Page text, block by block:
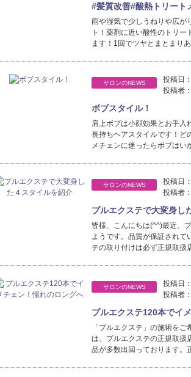
#髪質改善#酸熱トリート
雨や湿気で少しうねりや広が
ト！薬剤に近い酸性のトリー
ます！1回でツヤとまとまり
サロンのNEWS 投稿日：
投稿者：
ボブスタイル！
肩上ボブは小顔効果とお手入
長持ちヘアスタイルです！ど
メチェンに迷ったらボブはい
サロンのNEWS 投稿日：
投稿者：
プルエクステで大変身し
皆様、こんにちは(^^)最近、
ようです。品質が保証されて
テの取り付けは必ず正規取扱
サロンのNEWS 投稿日：
投稿者：
プルエクステ120本でイ
「プルエクステ」の施術を
は、プルエクステの正規取扱
品が多数出回っております。